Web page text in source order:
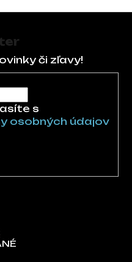
či zľavy!
s
osobných údajov